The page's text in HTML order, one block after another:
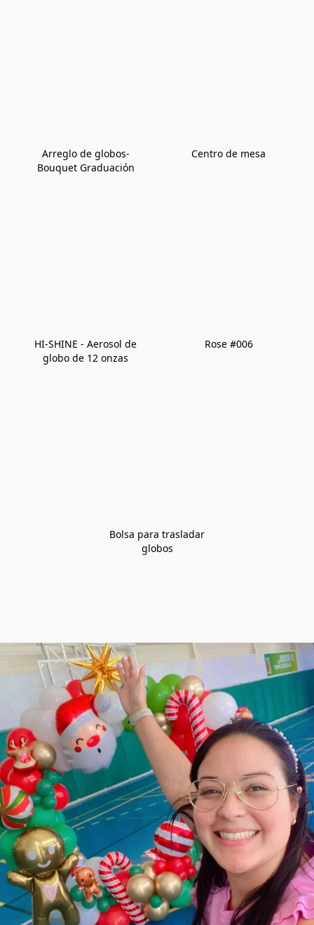
Arreglo de globos-
Bouquet Graduación
Centro de mesa
HI-SHINE - Aerosol de
globo de 12 onzas
Rose #006
Bolsa para trasladar
globos